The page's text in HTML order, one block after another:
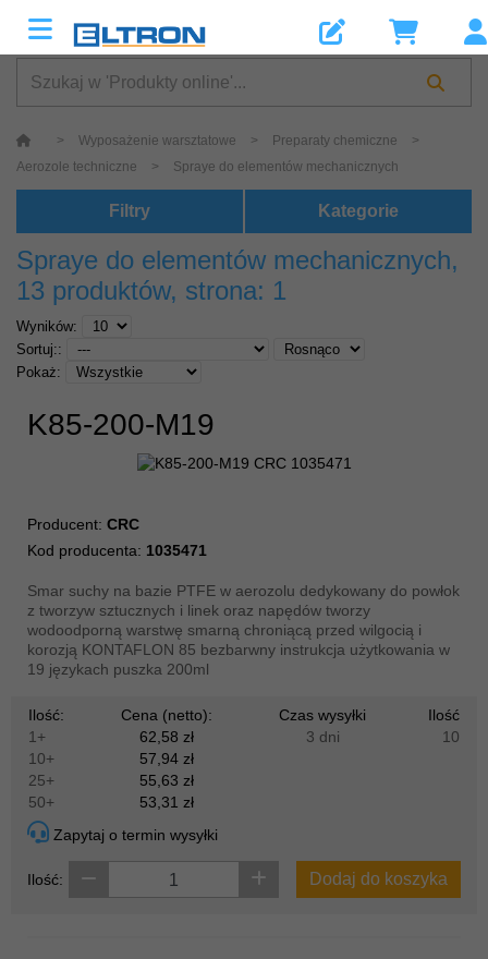
> Wyposażenie warsztatowe > Preparaty chemiczne
>
Aerozole techniczne
> Spraye do elementów mechanicznych
Filtry Kategorie
Spraye do elementów mechanicznych,
13 produktów, strona: 1
Wyników:
Sortuj::
Pokaż:
K85-200-M19
Producent: CRC
Kod producenta: 1035471
Smar suchy na bazie PTFE w aerozolu dedykowany do powłok
z tworzyw sztucznych i linek oraz napędów tworzy
wodoodporną warstwę smarną chroniącą przed wilgocią i
korozją KONTAFLON 85 bezbarwny instrukcja użytkowania w
19 językach puszka 200ml
Ilość:
Cena (netto):
1+
62,58 zł
10+
57,94 zł
25+
55,63 zł
50+
53,31 zł
Czas wysyłki
Ilość
3 dni
10
Zapytaj o termin wysyłki
Ilość: Dodaj do koszyka